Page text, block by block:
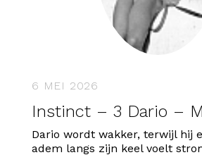
6 MEI 2026
Instinct – 3 Dario –
Dario wordt wakker, terwijl hij
adem langs zijn keel voelt